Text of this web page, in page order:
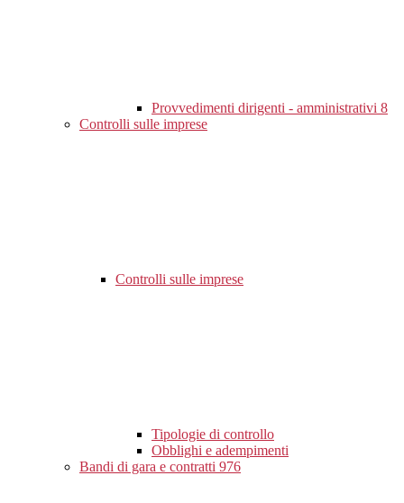
Provvedimenti dirigenti - amministrativi 8
Controlli sulle imprese
Controlli sulle imprese
Tipologie di controllo
Obblighi e adempimenti
Bandi di gara e contratti 976